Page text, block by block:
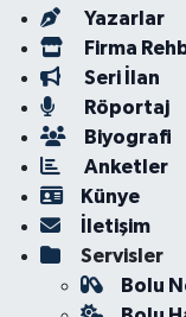
Yazarlar
Firma
Seri İlan
Röportaj
Biyografi
Anketler
Künye
İletişim
Servisler
Bolu